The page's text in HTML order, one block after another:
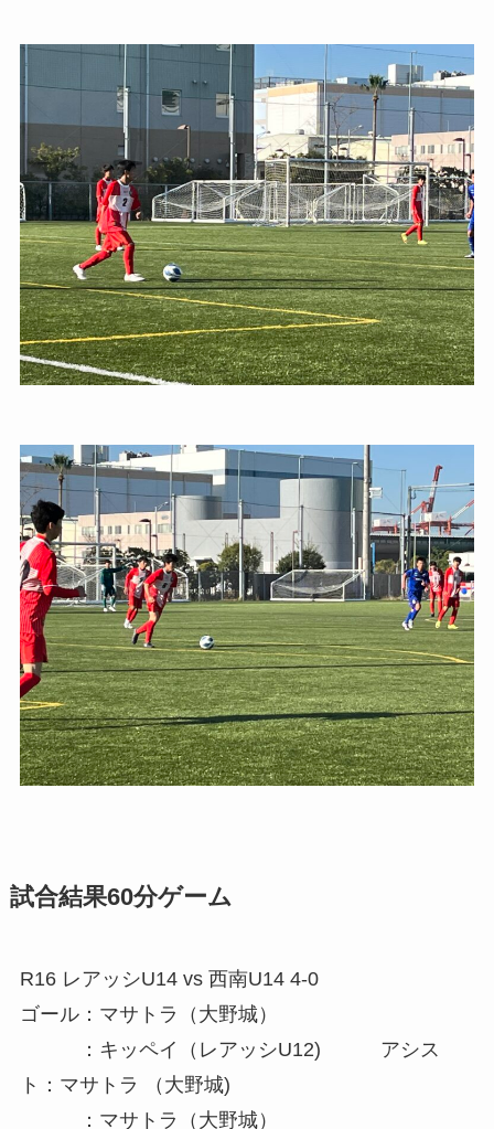
試合結果60分ゲーム
R16 レアッシU14 vs 西南U14 4-0
ゴール：マサトラ（大野城）
：キッペイ（レアッシU12) アシス
ト：マサトラ （大野城)
：マサトラ（大野城）